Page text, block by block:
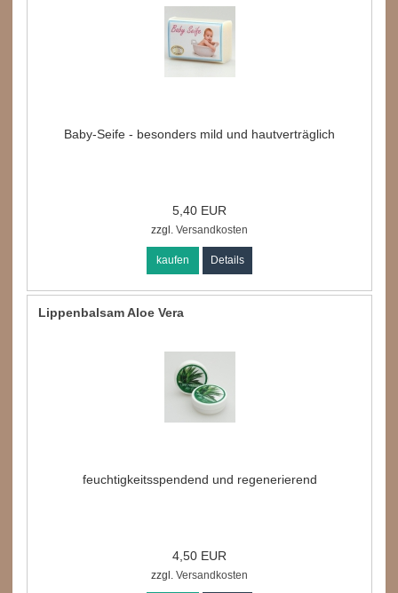
Baby-Seife - besonders mild und hautverträglich
5,40 EUR
zzgl. Versandkosten
kaufen Details
Lippenbalsam Aloe Vera
feuchtigkeitsspendend und regenerierend
4,50 EUR
zzgl. Versandkosten